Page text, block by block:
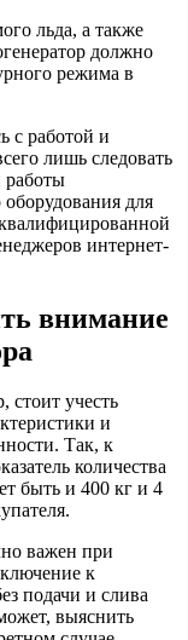
льда, а также
должно
режима в
с работой и
лишь следовать
работы
для
интернет-
внимание
стоит учесть
и
Так, к
количества
быть и 400 кг и 4
важен при
к
подачи и слива
выяснить